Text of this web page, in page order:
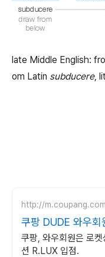
late Middle English:
om Latin subducere,
http://m.coupang.com
쿠팡 DUDE 와우회
쿠팡, 와우회원은 로
션 R.LUX 입점.